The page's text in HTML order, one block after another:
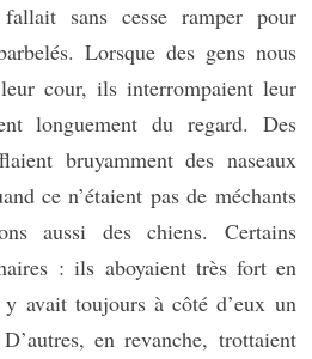
sans cesse ramper pour
Lorsque des gens nous
cour, ils interrompaient leur
longuement du regard. Des
bruyamment des naseaux
ce n’étaient pas de méchants
aussi des chiens. Certains
: ils aboyaient très fort en
avait toujours à côté d’eux un
en revanche, trottaient